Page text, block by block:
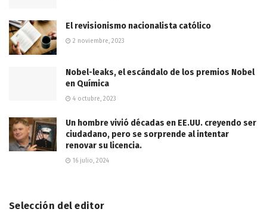
El revisionismo nacionalista católico
2 noviembre, 2023
Nobel-leaks, el escándalo de los premios Nobel
en Química
4 octubre, 2023
Un hombre vivió décadas en EE.UU. creyendo ser
ciudadano, pero se sorprende al intentar
renovar su licencia.
16 julio, 2024
Selección del editor